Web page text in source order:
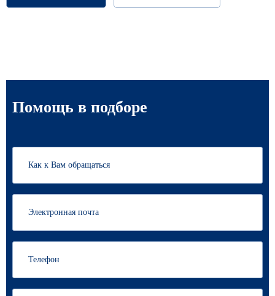
Помощь в подборе